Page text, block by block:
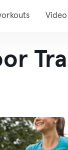
Video